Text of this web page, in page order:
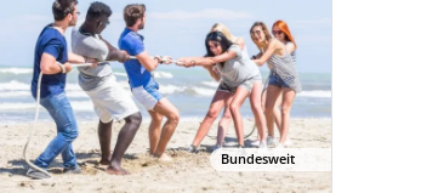
Bundesweit